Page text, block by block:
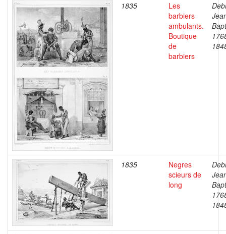
1835
Les
barbiers
ambulants.
Boutique
de
barbiers
1835
Negres
scieurs de
long